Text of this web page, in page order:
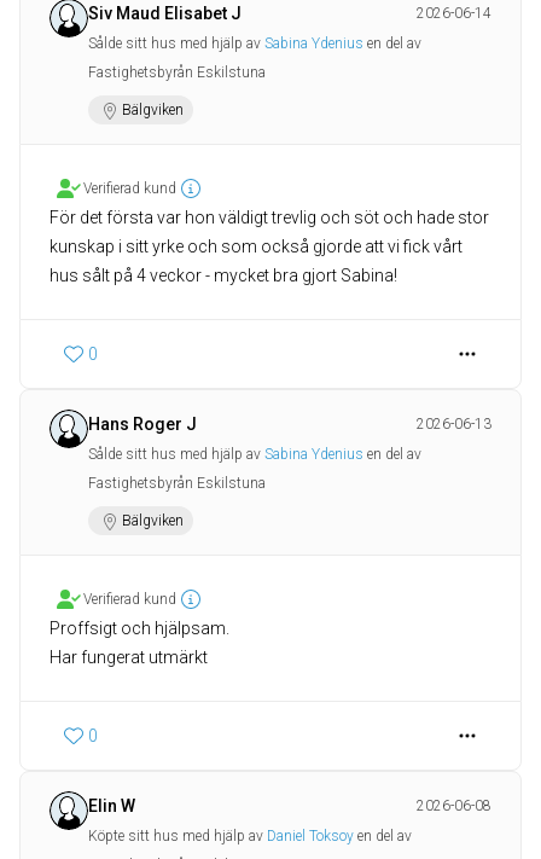
Siv Maud Elisabet J
2026-06-14
Sålde sitt hus med hjälp av Sabina Ydenius en del av
Fastighetsbyrån Eskilstuna
Bälgviken
Verifierad kund
För det första var hon väldigt trevlig och söt och hade stor
kunskap i sitt yrke och som också gjorde att vi fick vårt
hus sålt på 4 veckor - mycket bra gjort Sabina!
0
Hans Roger J
2026-06-13
Sålde sitt hus med hjälp av Sabina Ydenius en del av
Fastighetsbyrån Eskilstuna
Bälgviken
Verifierad kund
Proffsigt och hjälpsam.
Har fungerat utmärkt
0
Elin W
2026-06-08
Köpte sitt hus med hjälp av Daniel Toksoy en del av